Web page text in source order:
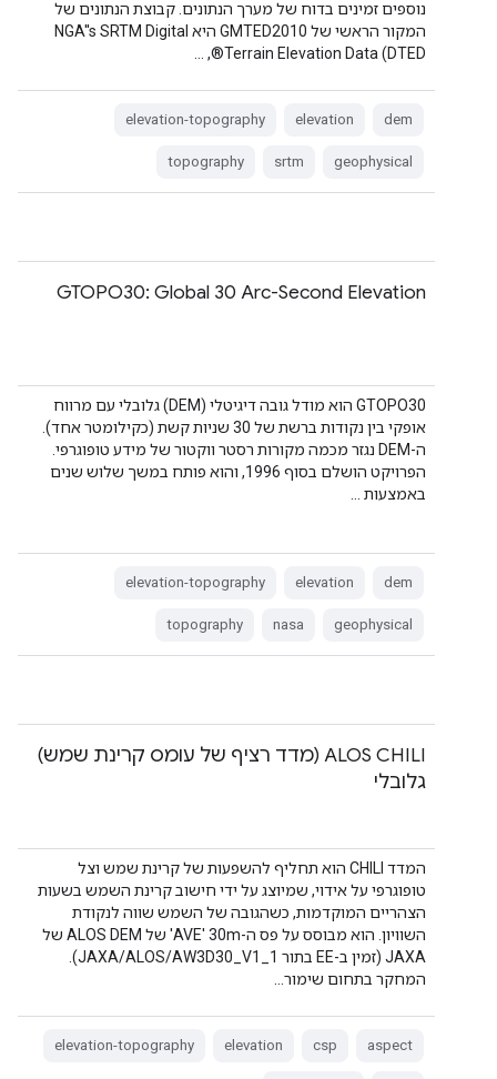
נוספים זמינים בדוח של מערך הנתונים. קבוצת הנתונים של
המקור הראשי של GMTED2010 היא NGA''s SRTM Digital
Terrain Elevation Data (DTED®, …
dem
elevation
elevation-topography
geophysical
srtm
topography
GTOPO30: Global 30 Arc-Second Elevation
‫GTOPO30 הוא מודל גובה דיגיטלי (DEM) גלובלי עם מרווח
אופקי בין נקודות ברשת של 30 שניות קשת (כקילומטר אחד).
ה-DEM נגזר מכמה מקורות רסטר ווקטור של מידע טופוגרפי.
הפרויקט הושלם בסוף 1996, והוא פותח במשך שלוש שנים
באמצעות …
dem
elevation
elevation-topography
geophysical
nasa
topography
‫ALOS CHILI (מדד רציף של עומס קרינת שמש)
גלובלי
המדד CHILI הוא תחליף להשפעות של קרינת שמש וצל
טופוגרפי על אידוי, שמיוצג על ידי חישוב קרינת השמש בשעות
הצהריים המוקדמות, כשהגובה של השמש שווה לנקודת
השוויון. הוא מבוסס על פס ה-30m ‏'AVE' של ALOS DEM של
JAXA (זמין ב-EE בתור JAXA/ALOS/AW3D30_V1_1).
המחקר בתחום שימור…
aspect
csp
elevation
elevation-topography